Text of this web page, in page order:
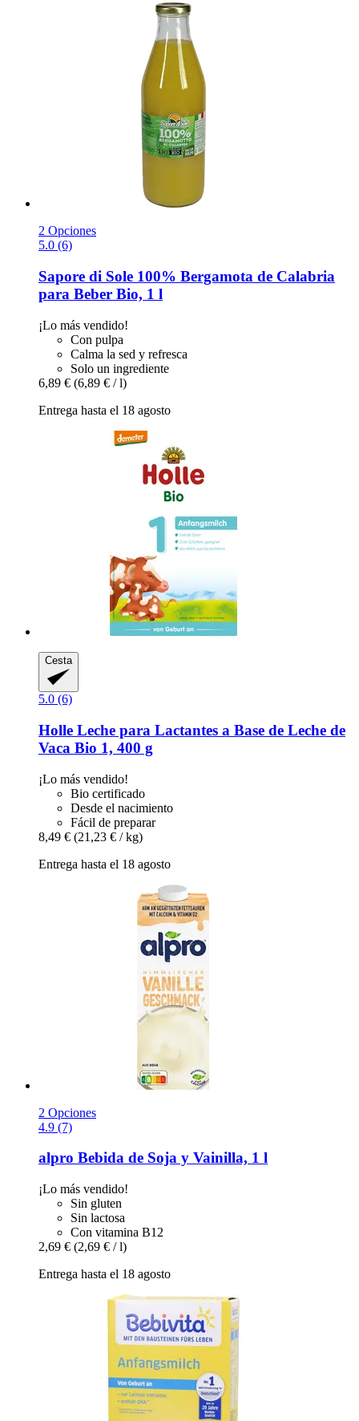
2 Opciones
5.0 (6)
Sapore di Sole 100% Bergamota de Calabria
para Beber Bio, 1 l
¡Lo más vendido!
Con pulpa
Calma la sed y refresca
Solo un ingrediente
6,89 € (6,89 € / l)
Entrega hasta el 18 agosto
Cesta
5.0 (6)
Holle Leche para Lactantes a Base de Leche de
Vaca Bio 1, 400 g
¡Lo más vendido!
Bio certificado
Desde el nacimiento
Fácil de preparar
8,49 € (21,23 € / kg)
Entrega hasta el 18 agosto
2 Opciones
4.9 (7)
alpro Bebida de Soja y Vainilla, 1 l
¡Lo más vendido!
Sin gluten
Sin lactosa
Con vitamina B12
2,69 € (2,69 € / l)
Entrega hasta el 18 agosto